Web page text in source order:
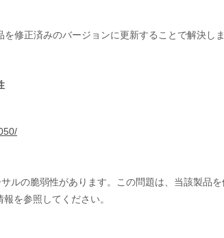
修正済みのバージョンに更新することで解決しま
ルの脆弱性があります。この問題は、当該製品
を参照してください。